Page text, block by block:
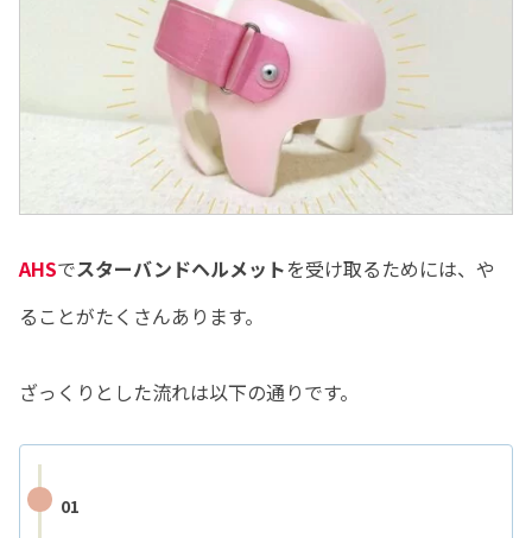
AHSでスターバンドヘルメットを受け取るためには、や
ることがたくさんあります。
ざっくりとした流れは以下の通りです。
01